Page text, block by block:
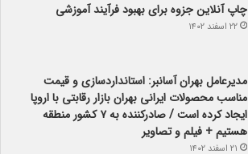
چاپ آنلاین جزوه برای بهبود فرآیند آموزشی
۲۲ اسفند ۱۴۰۲
مدیرعامل بهران آسانبر: استانداردسازی و قیمت
مناسب محصولات ایرانی بهران بازار رقابتی با اروپا
ایجاد کرده است / صادرکننده به ۷ کشور منطقه
هستیم + فیلم و تصاویر
۲۱ اسفند ۱۴۰۲